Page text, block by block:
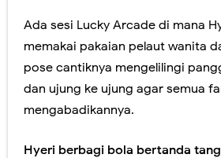
Ada sesi Lucky Arcade di mana
memakai pakaian pelaut wanita
pose cantiknya mengelilingi
dan ujung ke ujung agar semua
mengabadikannya.
Hyeri berbagi bola bertanda